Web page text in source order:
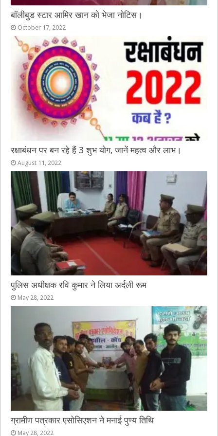
बॉलीबुड स्टार आमिर खान को भेजा नोटिस।
October 17, 2022
रक्षाबंधन पर बन रहे हैं 3 शुभ योग, जानें महत्व और लाभ।
August 11, 2022
पुलिस अधीक्षक रवि कुमार ने लिया अर्दली रूम
May 28, 2022
ग्रामीण पत्रकार एसोसिएशन ने मनाई पुण्य तिथि
May 28, 2022